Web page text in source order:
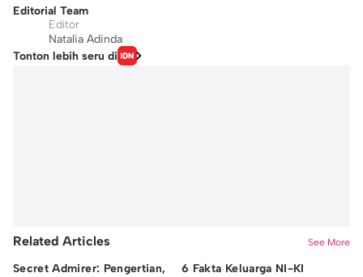
Editorial Team
Editor
Natalia Adinda
Tonton lebih seru di
Related Articles See More
Secret Admirer: Pengertian,
6 Fakta Keluarga NI-KI